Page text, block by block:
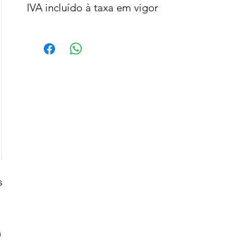
IVA incluído à taxa em vigor